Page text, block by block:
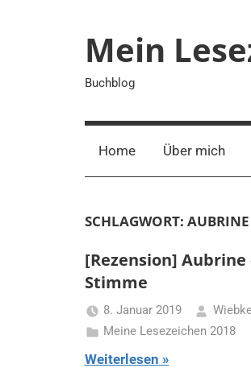
Mein
Buchblog
Home Über mich
SCHLAGWORT: AUBRINE
[Rezension] Aubrine
Stimme
8. Januar 2019
Meine Lesezeichen 2018
Weiterlesen